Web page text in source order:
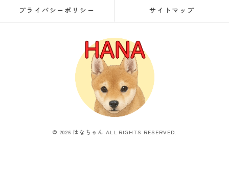
プライバシーポリシー サイトマップ
© 2026 はなちゃん ALL RIGHTS RESERVED.